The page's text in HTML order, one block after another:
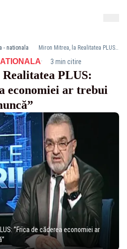
- nationala Miron Mitrea, la Realitatea PLUS: ”Frica de căderea economiei ar trebui să ne trimită la muncă”
· 3 min citire
PLUS:
economiei ar trebui
”Frica de căderea economiei ar